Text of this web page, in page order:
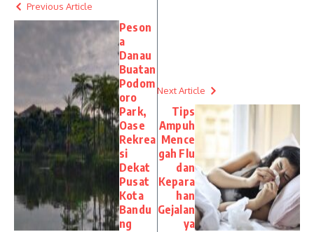
Previous Article
Peson
a
Danau
Buatan
Podom
oro
Park,
Oase
Rekrea
si
Dekat
Pusat
Kota
Bandu
ng
Next Article
Tips
Ampuh
Mence
gah Flu
dan
Kepara
han
Gejalan
ya